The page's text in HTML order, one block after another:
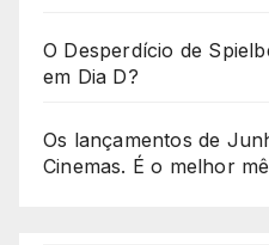
O Desperdício de
em Dia D?
Os lançamentos de
Cinemas. É o melhor